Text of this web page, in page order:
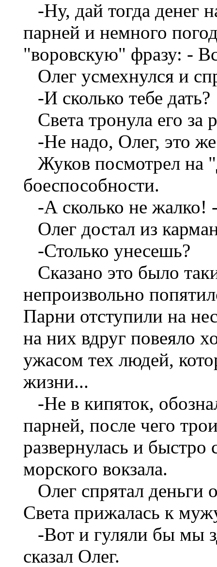
-Ну, дай тогда денег
парней и немного
"воровскую" фразу: -
Олег усмехнулся и
-И сколько тебе дать?
Света тронула его за
-Не надо, Олег, это
Жуков посмотрел на
боеспособности.
-А сколько не жалко!
Олег достал из
-Столько унесешь?
Сказано это было
непроизвольно
Парни отступили на
на них вдруг повеяло
ужасом тех людей,
жизни...
-Не в кипяток,
парней, после чего
развернулась и быстро
морского вокзала.
Олег спрятал деньги
Света прижалась к
-Вот и гуляли бы мы
сказал Олег.